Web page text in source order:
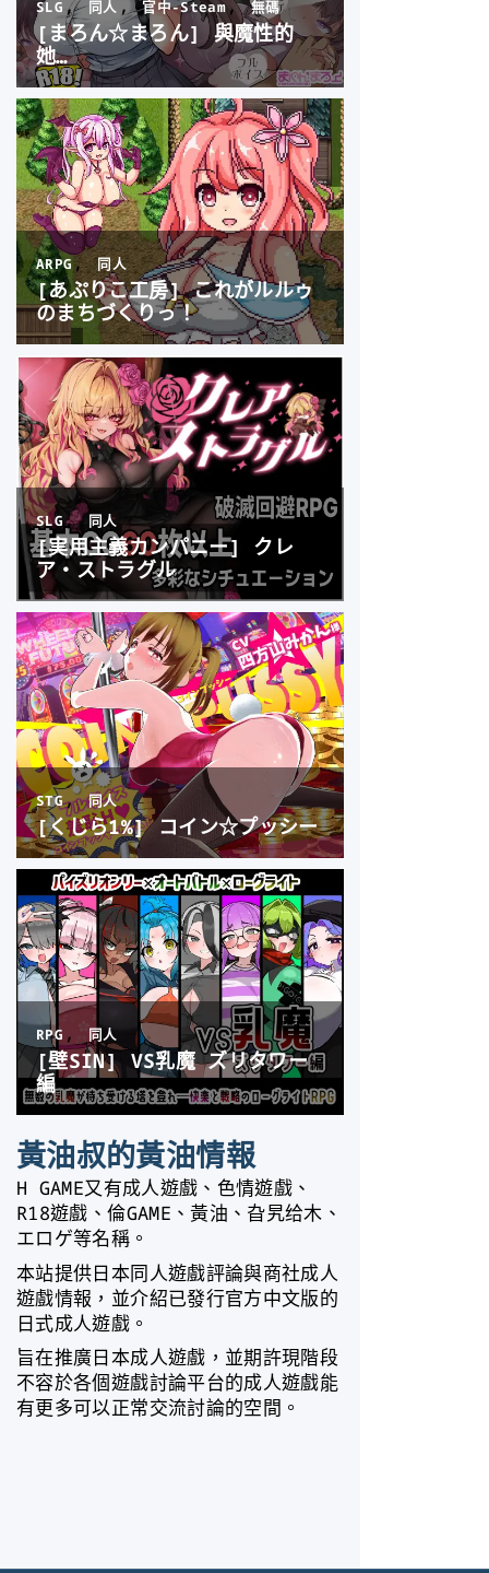
黃油叔的黃油情報
H GAME又有成人遊戲、色情遊戲、
R18遊戲、倫GAME、黃油、旮旯给木、
エロゲ等名稱。
本站提供日本同人遊戲評論與商社成人
遊戲情報，並介紹已發行官方中文版的
日式成人遊戲。
旨在推廣日本成人遊戲，並期許現階段
不容於各個遊戲討論平台的成人遊戲能
有更多可以正常交流討論的空間。